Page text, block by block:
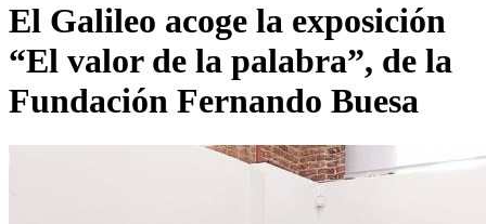
El Galileo acoge la exposición
“El valor de la palabra”, de la
Fundación Fernando Buesa